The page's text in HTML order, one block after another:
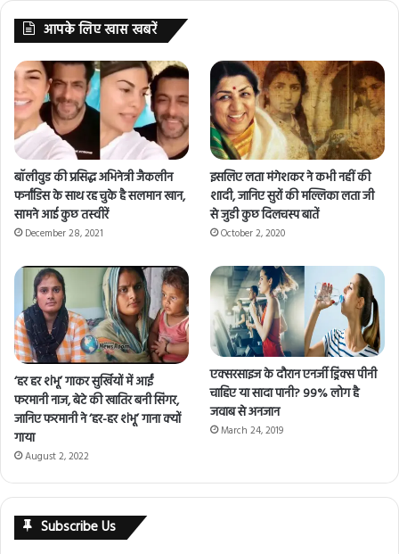
आपके लिए खास खबरें
बॉलीवुड की प्रसिद्ध अभिनेत्री जैकलीन
फर्नांडिस के साथ रह चुके है सलमान खान,
सामने आई कुछ तस्वीरें
December 28, 2021
इसलिए लता मंगेशकर ने कभी नहीं की
शादी, जानिए सुरों की मल्लिका लता जी
से जुडी कुछ दिलचस्प बातें
October 2, 2020
‘हर हर शंभू’ गाकर सुर्खियों में आईं
फरमानी नाज, बेटे की खातिर बनी सिंगर,
जानिए फरमानी ने ‘हर-हर शंभू’ गाना क्यों
गाया
August 2, 2022
एक्सरसाइज के दौरान एनर्जी ड्रिंक्स पीनी
चाहिए या सादा पानी? 99% लोग है
जवाब से अनजान
March 24, 2019
Subscribe Us